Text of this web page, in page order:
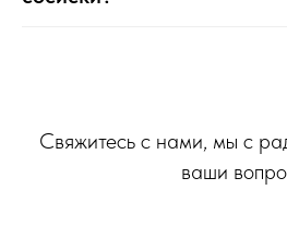
Свяжитесь с нами, мы с
ваши